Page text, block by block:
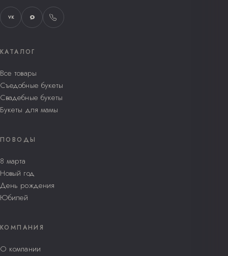
VK
КАТАЛОГ
Все товары
Съедобные букеты
Свадебные букеты
Букеты для мамы
ПОВОДЫ
8 марта
Новый год
День рождения
Юбилей
КОМПАНИЯ
О компании